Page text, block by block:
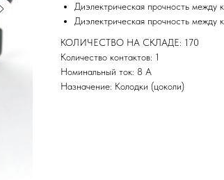
Диэлектрическая прочность
Диэлектрическая прочность между
КОЛИЧЕСТВО НА СКЛАДЕ: 170
Количество контактов: 1
Номинальный ток: 8 А
Назначение: Колодки (цоколи)